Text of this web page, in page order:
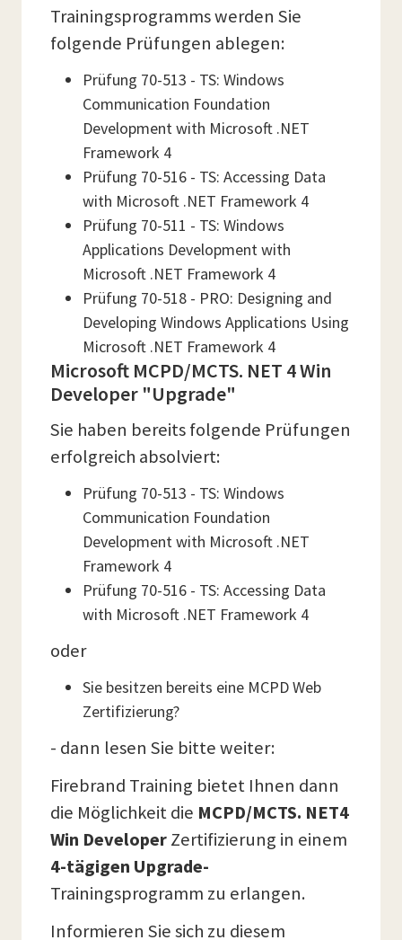
Trainingsprogramms werden Sie
folgende Prüfungen ablegen:
Prüfung 70-513 - TS: Windows
Communication Foundation
Development with Microsoft .NET
Framework 4
Prüfung 70-516 - TS: Accessing Data
with Microsoft .NET Framework 4
Prüfung 70-511 - TS: Windows
Applications Development with
Microsoft .NET Framework 4
Prüfung 70-518 - PRO: Designing and
Developing Windows Applications Using
Microsoft .NET Framework 4
Microsoft MCPD/MCTS. NET 4 Win
Developer "Upgrade"
Sie haben bereits folgende Prüfungen
erfolgreich absolviert:
Prüfung 70-513 - TS: Windows
Communication Foundation
Development with Microsoft .NET
Framework 4
Prüfung 70-516 - TS: Accessing Data
with Microsoft .NET Framework 4
oder
Sie besitzen bereits eine MCPD Web
Zertifizierung?
- dann lesen Sie bitte weiter:
Firebrand Training bietet Ihnen dann
die Möglichkeit die MCPD/MCTS. NET4
Win DeveloperZertifizierung in einem
4-tägigen Upgrade-
Trainingsprogramm zu erlangen.
Informieren Sie sich zu diesem